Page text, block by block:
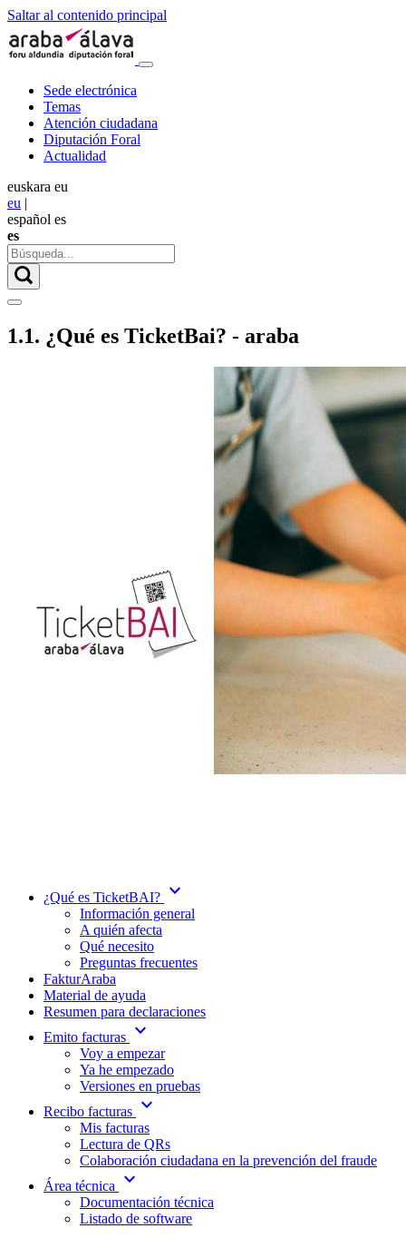
Saltar al contenido principal
Sede electrónica
Temas
Atención ciudadana
Diputación Foral
Actualidad
euskara eu
eu |
español es
es
1.1. ¿Qué es TicketBai? - araba
¿Qué es TicketBAI? expand_more
Información general
A quién afecta
Qué necesito
Preguntas frecuentes
FakturAraba
Material de ayuda
Resumen para declaraciones
Emito facturas expand_more
Voy a empezar
Ya he empezado
Versiones en pruebas
Recibo facturas expand_more
Mis facturas
Lectura de QRs
Colaboración ciudadana en la prevención del fraude
Área técnica
expand_more
Documentación técnica
Listado de software